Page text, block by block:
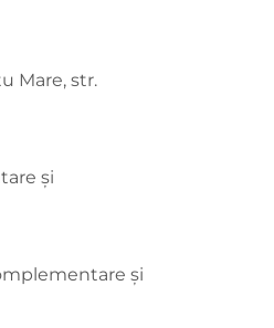
Mare, str.
și
și